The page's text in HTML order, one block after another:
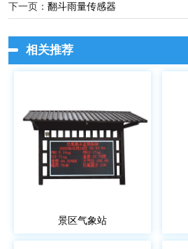
下一页： 翻斗雨量传感器
相关推荐
景区气象站